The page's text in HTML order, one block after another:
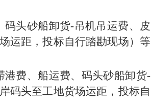
头砂船卸货-吊机吊运费、皮
运距，投标自行踏勘现场）等
费、船运费、码头砂船卸货-
码头至工地货场运距，投标自